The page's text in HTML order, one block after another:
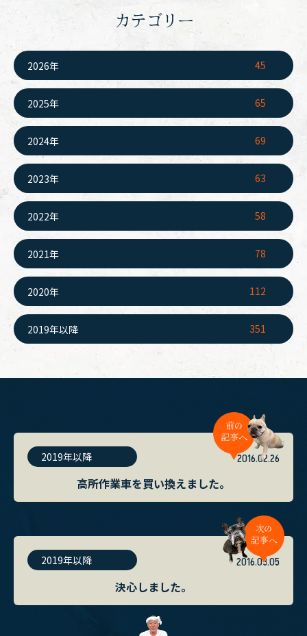
カテゴリー
2026年 45
2025年 65
2024年 69
2023年 63
2022年 58
2021年 78
2020年 112
2019年以降 351
2019年以降 2016.02.26
高所作業車を買い換えました。
2019年以降 2016.03.05
決心しました。